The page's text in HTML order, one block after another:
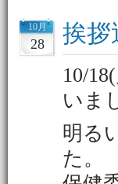
10月
28 挨
10/
いま
明る
た。